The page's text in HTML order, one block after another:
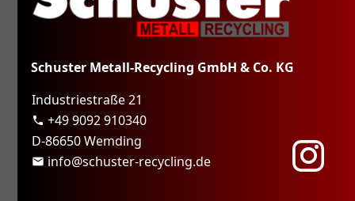
Schuster Metall-Recycling GmbH & Co. KG
Industriestraße 21
phone +49 9092 910340
D-86650 Wemding
mail info@schuster-recycling.de